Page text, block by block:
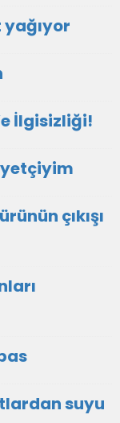
İlgisizliği!
çıkışı
suyu